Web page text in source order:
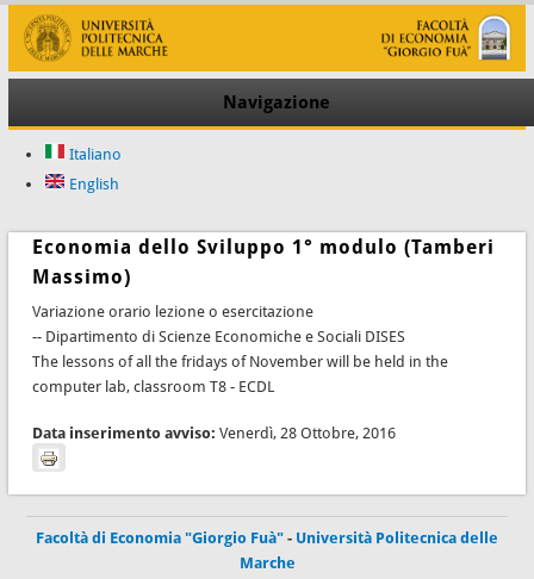
Navigazione
Italiano
English
Economia dello Sviluppo 1° modulo (Tamberi
Massimo)
Variazione orario lezione o esercitazione
-- Dipartimento di Scienze Economiche e Sociali DISES
The lessons of all the fridays of November will be held in the
computer lab, classroom T8 - ECDL
Data inserimento avviso: Venerdì, 28 Ottobre, 2016
Facoltà di Economia "Giorgio Fuà" - Università Politecnica delle
Marche